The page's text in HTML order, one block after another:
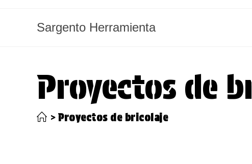
Sargento Herramienta
Proyectos de
> Proyectos de bricolaje